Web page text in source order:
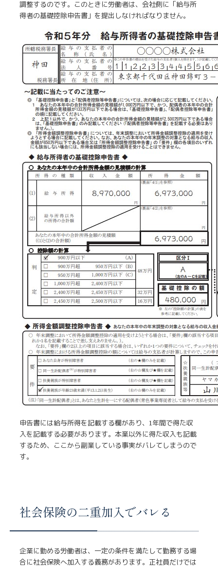
調整するのです。このときに労働者は、会社側に「給与所
得者の基礎控除申告書」を提出しなければなりません。
申告書には給与所得を記載する欄があり、1年間で得た収
入を記載する必要があります。本業以外に得た収入も記載
するため、ここから副業している事実がバレてしまうので
す。
社会保険の二重加入でバレる
企業に勤める労働者は、一定の条件を満たして勤務する場
合に社会保険へ加入する義務があります。正社員だけでは